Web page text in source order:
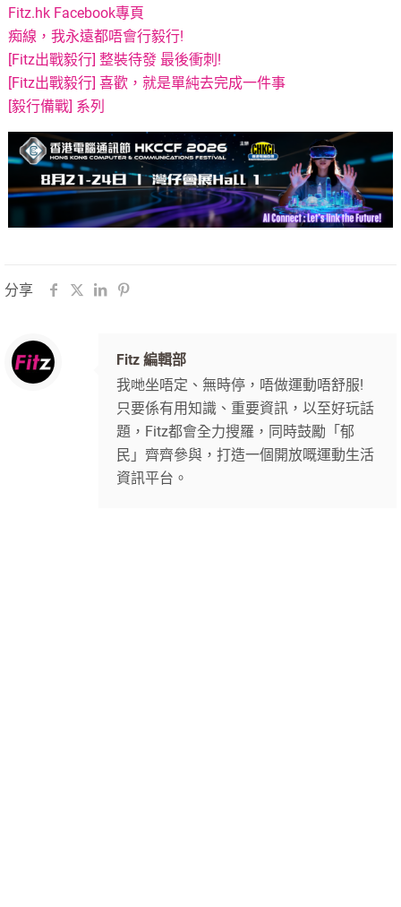
Fitz.hk Facebook專頁
痴線，我永遠都唔會行毅行!
[Fitz出戰毅行] 整裝待發 最後衝刺!
[Fitz出戰毅行] 喜歡，就是單純去完成一件事
[毅行備戰] 系列
分享
Fitz 編輯部
我哋坐唔定、無時停，唔做運動唔舒服!
只要係有用知識、重要資訊，以至好玩話
題，Fitz都會全力搜羅，同時鼓勵「郁
民」齊齊參與，打造一個開放嘅運動生活
資訊平台。